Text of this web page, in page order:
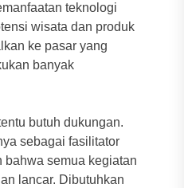
teknologi
wisata dan produk
ke pasar yang
banyak
butuh dukungan.
sebagai fasilitator
semua kegiatan
lancar. Dibutuhkan